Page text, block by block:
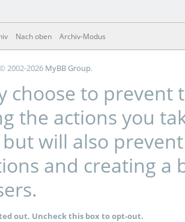
Nach oben Archiv-Modus
2002-2026 MyBB Group.
choose to
the actions you
but will also
and creating a
out. Uncheck this box to opt-out.